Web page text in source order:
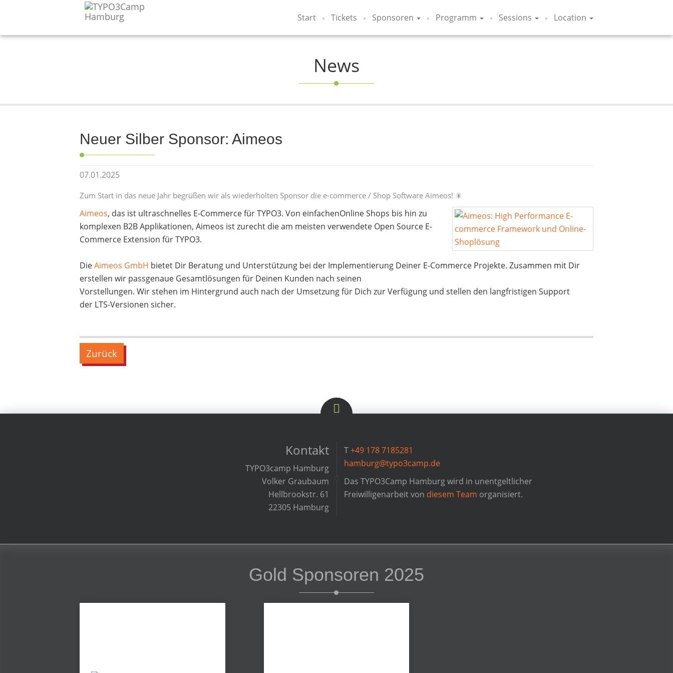
Start Tickets Sponsoren Programm Sessions Location
News
Neuer Silber Sponsor: Aimeos
07.01.2025
Zum Start in das neue Jahr begrüßen wir als wiederholten Sponsor die e-commerce / Shop Software Aimeos! 🎇
Aimeos, das ist ultraschnelles E-Commerce für TYPO3. Von einfachenOnline Shops bis hin zu
komplexen B2B Applikationen, Aimeos ist zurecht die am meisten verwendete Open Source E-
Commerce Extension für TYPO3.
DieAimeos GmbH bietet Dir Beratung und Unterstützung bei der Implementierung Deiner E-Commerce Projekte. Zusammen mit Dir
erstellen wir passgenaue Gesamtlösungen für Deinen Kunden nach seinen
Vorstellungen. Wir stehen im Hintergrund auch nach der Umsetzung für Dich zur Verfügung und stellen den langfristigen Support
der LTS-Versionen sicher.
Zurück
Kontakt
TYPO3camp Hamburg
Volker Graubaum
Hellbrookstr. 61
22305 Hamburg
T+49 178 7185281
hamburg@typo3camp.de
Das TYPO3Camp Hamburg wird in unentgeltlicher
Freiwilligenarbeit von diesem Team organisiert.
Gold Sponsoren 2025